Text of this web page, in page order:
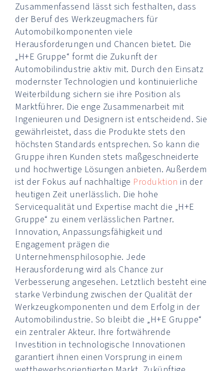
Zusammenfassend lässt sich festhalten, dass
der Beruf des Werkzeugmachers für
Automobilkomponenten viele
Herausforderungen und Chancen bietet. Die
„H+E Gruppe“ formt die Zukunft der
Automobilindustrie aktiv mit. Durch den Einsatz
modernster Technologien und kontinuierliche
Weiterbildung sichern sie ihre Position als
Marktführer. Die enge Zusammenarbeit mit
Ingenieuren und Designern ist entscheidend. Sie
gewährleistet, dass die Produkte stets den
höchsten Standards entsprechen. So kann die
Gruppe ihren Kunden stets maßgeschneiderte
und hochwertige Lösungen anbieten. Außerdem
ist der Fokus auf nachhaltige Produktion in der
heutigen Zeit unerlässlich. Die hohe
Servicequalität und Expertise macht die „H+E
Gruppe“ zu einem verlässlichen Partner.
Innovation, Anpassungsfähigkeit und
Engagement prägen die
Unternehmensphilosophie. Jede
Herausforderung wird als Chance zur
Verbesserung angesehen. Letztlich besteht eine
starke Verbindung zwischen der Qualität der
Werkzeugkomponenten und dem Erfolg in der
Automobilindustrie. So bleibt die „H+E Gruppe“
ein zentraler Akteur. Ihre fortwährende
Investition in technologische Innovationen
garantiert ihnen einen Vorsprung in einem